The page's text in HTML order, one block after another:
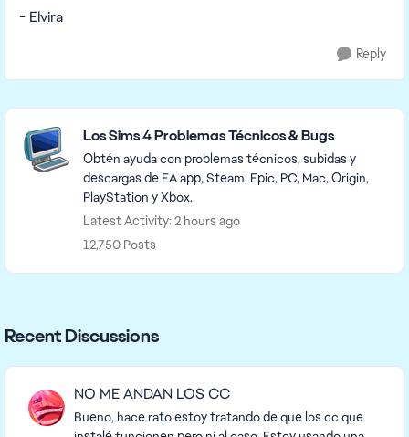
- Elvira
Reply
Featured Places
Los Sims 4 Problemas Técnicos & Bugs
Obtén ayuda con problemas técnicos, subidas y
descargas de EA app, Steam, Epic, PC, Mac, Origin,
PlayStation y Xbox.
Latest Activity: 2 hours ago
12,750 Posts
Recent Discussions
NO ME ANDAN LOS CC
Bueno, hace rato estoy tratando de que los cc que